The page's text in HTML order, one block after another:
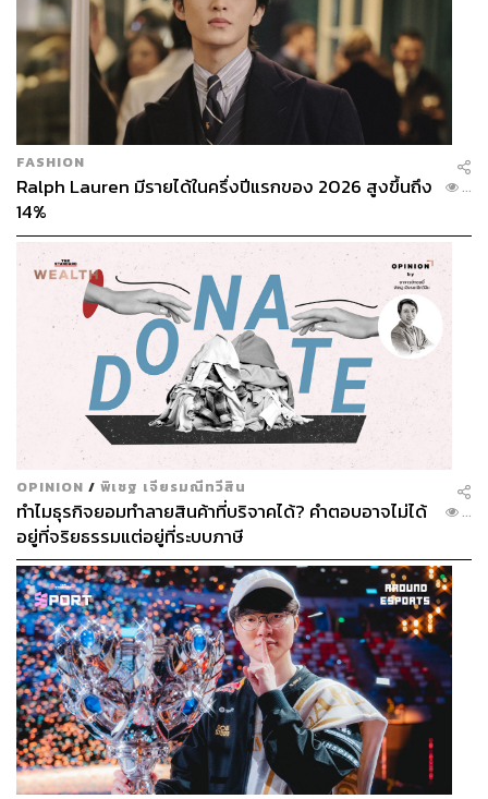
FASHION
Ralph Lauren มีรายได้ในครึ่งปีแรกของ 2026 สูงขึ้นถึง
14%
...
OPINION / พิเชฐ เจียรมณีทวีสิน
ทำไมธุรกิจยอมทำลายสินค้าที่บริจาคได้? คำตอบอาจไม่ได้
อยู่ที่จริยธรรมแต่อยู่ที่ระบบภาษี
...